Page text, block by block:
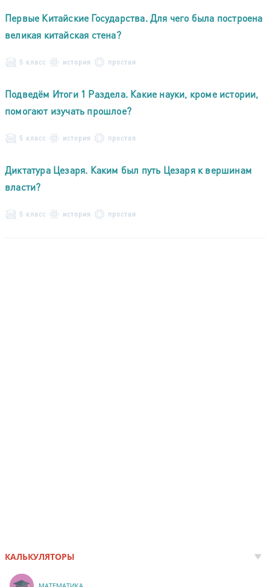
Первые Китайские Государства. Для чего была построена
великая китайская стена?
5 класс история простая
Подведём Итоги 1 Раздела. Какие науки, кроме истории,
помогают изучать прошлое?
5 класс история простая
Диктатура Цезаря. Каким был путь Цезаря к вершинам
власти?
5 класс история простая
КАЛЬКУЛЯТОРЫ